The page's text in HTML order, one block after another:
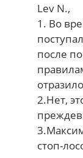
Lev N.,
1. Во
после
2.Нет,
стоп-